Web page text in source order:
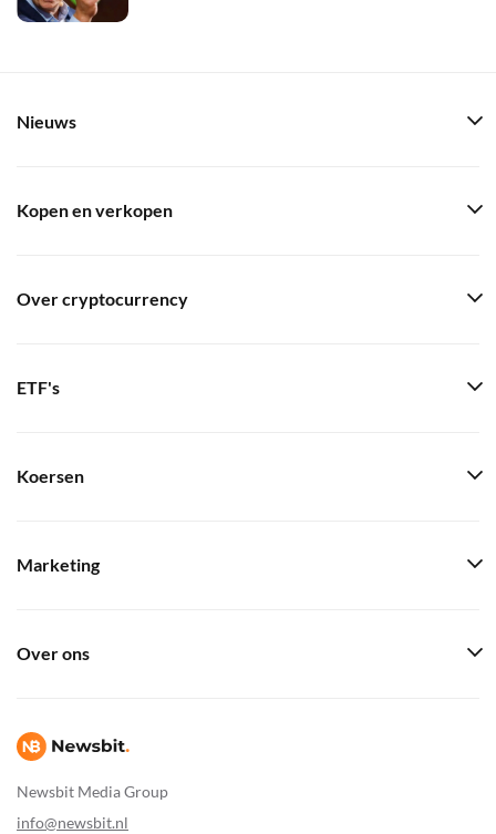
Newsbit Media Group
info@newsbit.nl
Nieuws
Kopen en verkopen
Over cryptocurrency
ETF's
Koersen
Marketing
Over ons